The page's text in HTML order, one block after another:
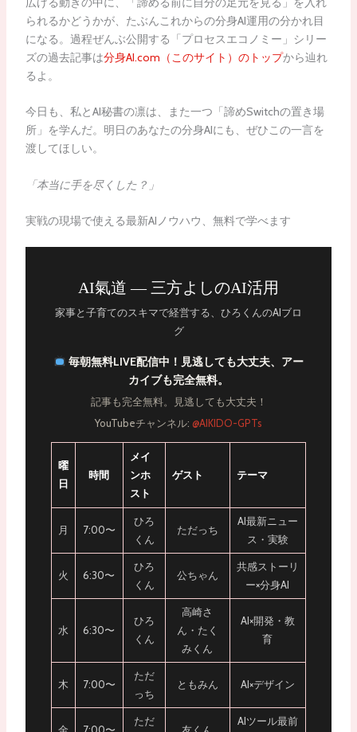
られるかどうかが、たぶんこれからの分身AI運用の分かれ目
になる。過程ぜんぶ公開する「プロセスエコノミー」シリー
ズの過去記事は分身AI.com（このサイト）のトップから辿れ
るよ。
今日も、私とAI秘書の凛は、また一つ「諦めSwitchの置き場
所」を学んだ。明日のあなたの分身AIにも、ぜひこの一言を
渡してほしい。
「本当に手を尽くした？」
実戦の現場で使える最新AIノウハウ、無料で学べます
AI氣道 — 三方よしのAI活用
家事と子育てのスキマで経営する、ひろくんのAIブロ
グ
毎朝無料LIVE配信中！見逃しても大丈夫、アー
カイブも完全無料。
記事も完全無料。見逃しても大丈夫！
YouTubeチャンネル: @AIKIDO-GPTs
曜
日
時間
メイ
ンホ
スト
ゲスト テーマ
月 7:00〜
ひろ
くん
ただっち
AI最新ニュー
ス・実験
火 6:30〜
ひろ
くん
公ちゃん
共感ストーリ
ー×分身AI
水 6:30〜
ひろ
くん
高崎さ
ん・たく
みくん
AI×開発・教
育
木 7:00〜
ただ
っち
ともみん AI×デザイン
ただ
AIツール最前